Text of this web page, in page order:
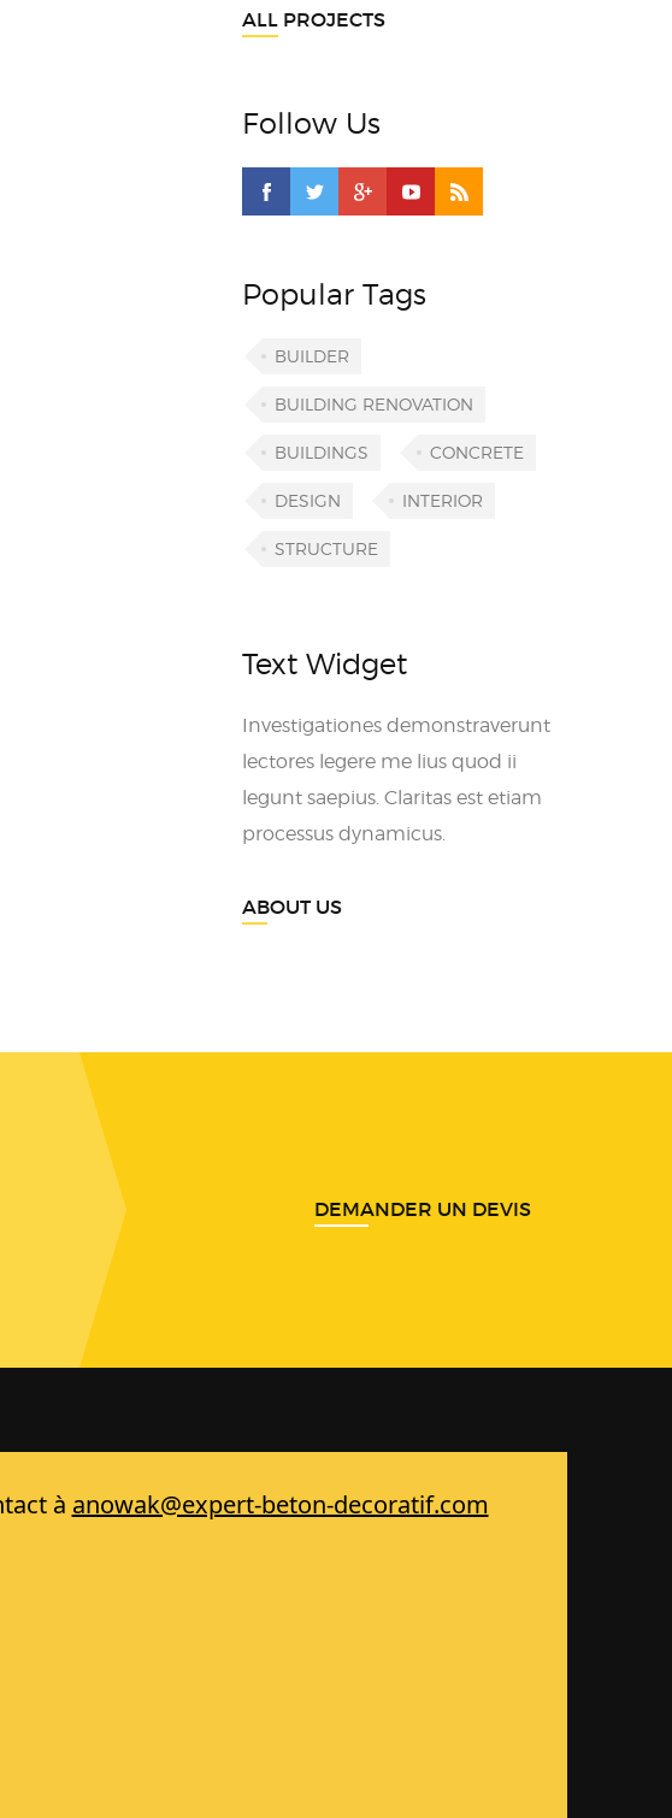
ALL PROJECTS
Follow Us
Popular Tags
BUILDER
BUILDING RENOVATION
BUILDINGS CONCRETE
DESIGN INTERIOR
STRUCTURE
Text Widget
Investigationes demonstraverunt
lectores legere me lius quod ii
legunt saepius. Claritas est etiam
processus dynamicus.
ABOUT US
DEMANDER UN DEVIS